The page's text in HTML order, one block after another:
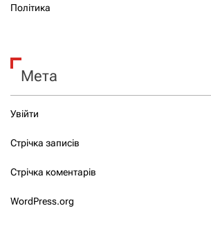
Політика
Мета
Увійти
Стрічка записів
Стрічка коментарів
WordPress.org